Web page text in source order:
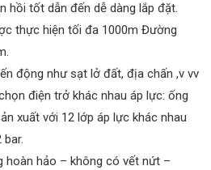
hồi tốt dẫn đến dễ dàng lắp đặt.
thực hiện tối đa 1000m Đường
động như sạt lở đất, địa chấn ,v vv
điện trở khác nhau áp lực: ống
xuất với 12 lớp áp lực khác nhau
bar.
hoàn hảo – không có vết nứt –